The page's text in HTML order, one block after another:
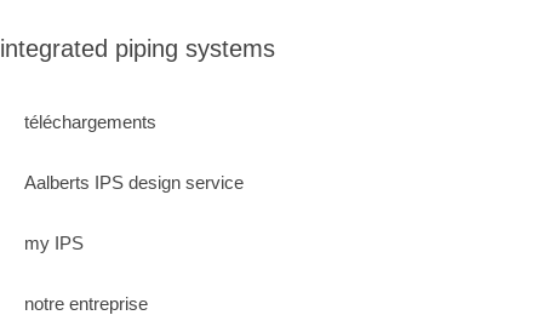
integrated piping systems
téléchargements
Aalberts IPS design service
my IPS
notre entreprise